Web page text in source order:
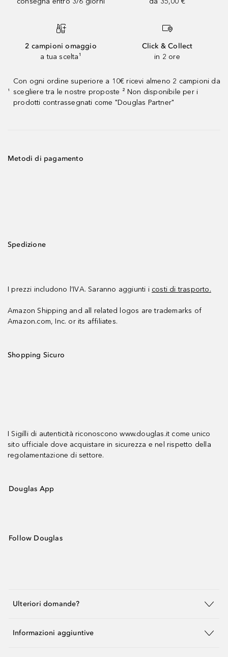
2 campioni omaggio
a tua scelta¹
Click & Collect
in 2 ore
¹
Con ogni ordine superiore a 10€ ricevi almeno 2 campioni da
scegliere tra le nostre proposte ² Non disponibile per i
prodotti contrassegnati come "Douglas Partner"
Metodi di pagamento
Spedizione
I prezzi includono l’IVA. Saranno aggiunti i costi di trasporto.
Amazon Shipping and all related logos are trademarks of
Amazon.com, Inc. or its affiliates.
Shopping Sicuro
I Sigilli di autenticità riconoscono www.douglas.it come unico
sito ufficiale dove acquistare in sicurezza e nel rispetto della
regolamentazione di settore.
Douglas App
Follow Douglas
Ulteriori domande?
Informazioni aggiuntive